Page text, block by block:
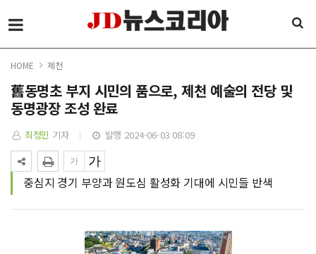
HOME 제천
舊동명초 부지 시민의 품으로, 제천 예술의 전당 및
동명광장 조성 완료
최정민 기자 발행 2024-06-03 08:09
중심지 경기 부양과 원도심 활성화 기대에 시민들 반색